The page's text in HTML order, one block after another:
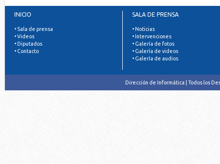
INICIO
• Sala de prensa
• Videos
• Diputados
• Contacto
SALA DE PRENSA
• Noticias
• Intervenciones
• Galería de fotos
• Galería de videos
• Galería de audios
Dirección de Informática | Todos los